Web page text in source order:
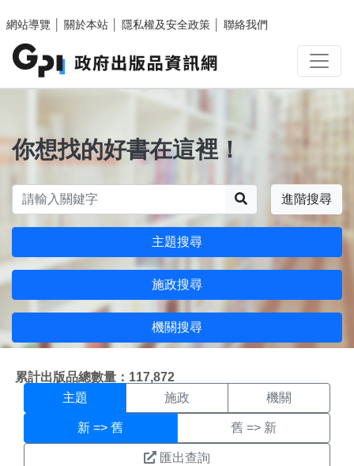
網站導覽
關於本站 隱私權及安全政策 聯絡我們
你想找的好書在這裡！
進階搜尋
主題搜尋
施政搜尋
機關搜尋
累計出版品總數量：117,872
主題搜尋結果頁面
主題 施政 機關
新 => 舊 舊 => 新
匯出查詢